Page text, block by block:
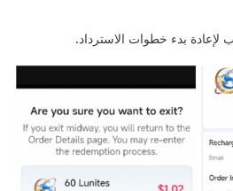
لإعادة بدء خطوات الاسترداد.